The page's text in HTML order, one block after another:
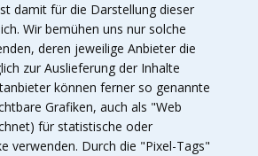
damit für die Darstellung dieser
Wir bemühen uns nur solche
deren jeweilige Anbieter die
zur Auslieferung der Inhalte
können ferner so genannte
Grafiken, auch als "Web
für statistische oder
verwenden. Durch die "Pixel-Tags"